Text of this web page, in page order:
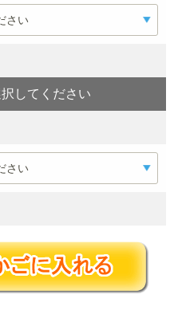
してください